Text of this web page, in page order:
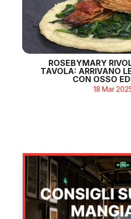
ROSEBYMARY
TAVOLA: ARRIVANO
CON OSSO
18 Mar